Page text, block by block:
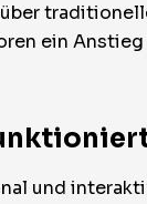
ein
und